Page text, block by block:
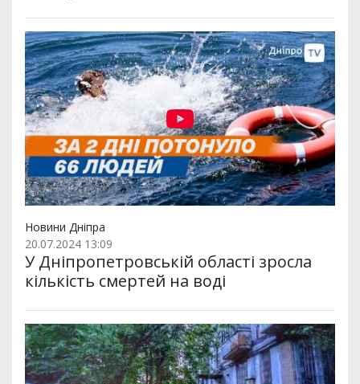
Новини Дніпра
20.07.2024 13:09
У Дніпропетровській області зросла
кількість смертей на воді